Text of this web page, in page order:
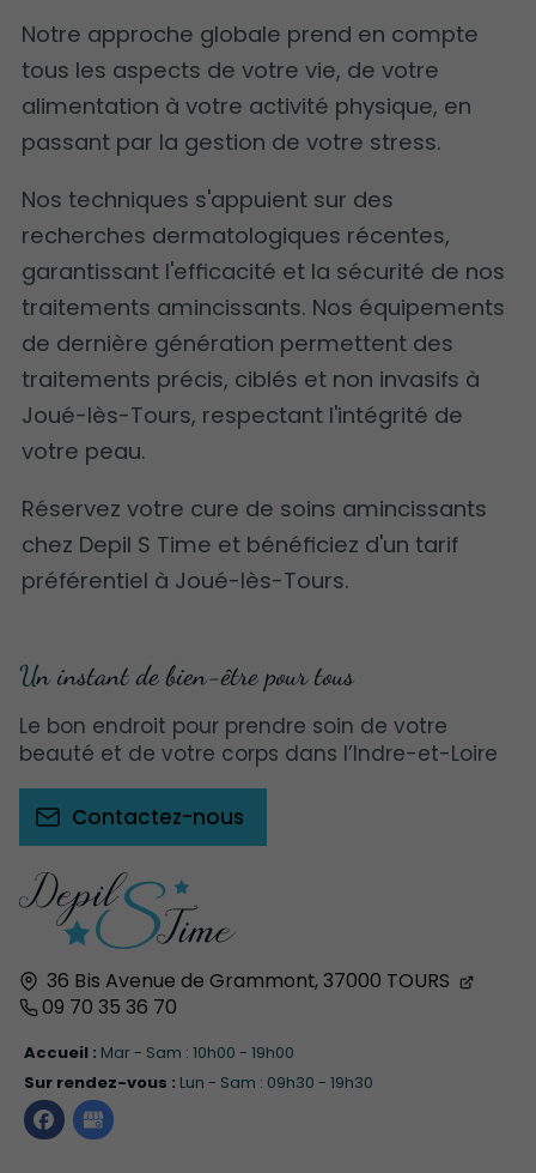
Notre approche globale prend en compte
tous les aspects de votre vie, de votre
alimentation à votre activité physique, en
passant par la gestion de votre stress.
Nos techniques s'appuient sur des
recherches dermatologiques récentes,
garantissant l'efficacité et la sécurité de nos
traitements amincissants. Nos équipements
de dernière génération permettent des
traitements précis, ciblés et non invasifs à
Joué-lès-Tours, respectant l'intégrité de
votre peau.
Réservez votre cure de soins amincissants
chez Depil S Time et bénéficiez d'un tarif
préférentiel à Joué-lès-Tours.
36 Bis Avenue de Grammont,37000 TOURS
09 70 35 36 70
Accueil : Mar - Sam : 10h00 - 19h00
Sur rendez-vous : Lun - Sam : 09h30 - 19h30
Un instant de bien-être pour tous
Le bon endroit pour prendre soin de votre
beauté et de votre corps dans l’Indre-et-Loire
Contactez-nous